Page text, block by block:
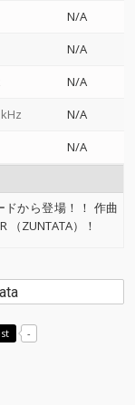
N/A
N/A
N/A
N/A
N/A
ドから登場！！ 作曲
（ZUNTATA）！
-